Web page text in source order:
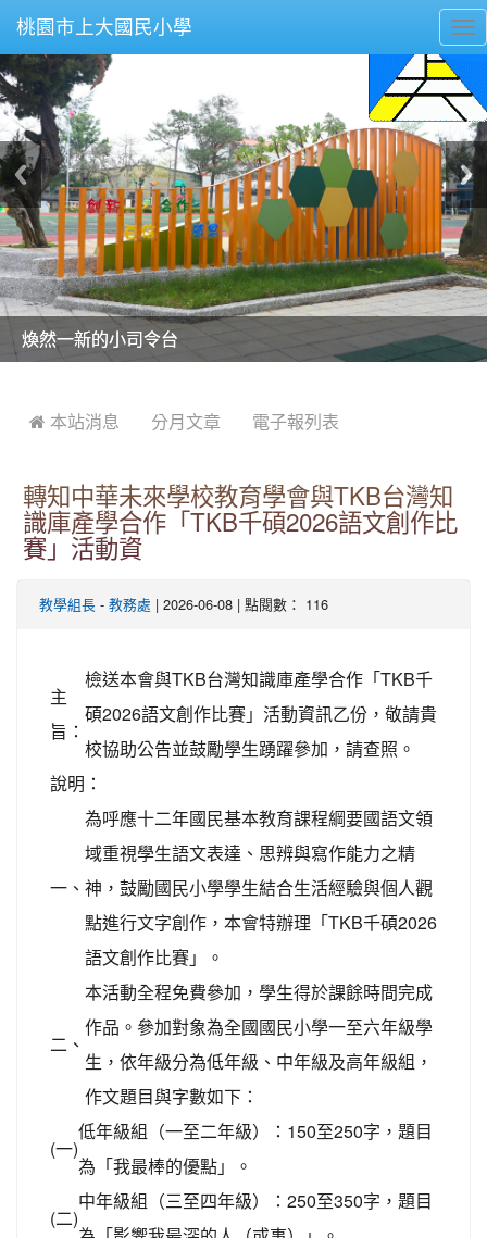
桃園市上大國民小學
美麗的操場是我們活力的來源
美麗的操場是我們活力的來源
煥然一新的小司令台
煥然一新的小司令台
富含桃園埤塘田園風光意象的中廊
富含桃園埤塘田園風光意象的中廊
嶄新的中庭廣場
嶄新的中庭廣場
水生池生生不息
水生池生生不息
 本站消息 分月文章 電子報列表
轉知中華未來學校教育學會與TKB台灣知
識庫產學合作「TKB千碩2026語文創作比
賽」活動資
教學組長 - 教務處 | 2026-06-08 | 點閱數： 116
主
旨：
檢送本會與TKB台灣知識庫產學合作「TKB千
碩2026語文創作比賽」活動資訊乙份，敬請貴
校協助公告並鼓勵學生踴躍參加，請查照。
說明：
一、
為呼應十二年國民基本教育課程綱要國語文領
域重視學生語文表達、思辨與寫作能力之精
神，鼓勵國民小學學生結合生活經驗與個人觀
點進行文字創作，本會特辦理「TKB千碩2026
語文創作比賽」。
二、
本活動全程免費參加，學生得於課餘時間完成
作品。參加對象為全國國民小學一至六年級學
生，依年級分為低年級、中年級及高年級組，
作文題目與字數如下：
(一)
低年級組（一至二年級）：150至250字，題目
為「我最棒的優點」。
(二)
中年級組（三至四年級）：250至350字，題目